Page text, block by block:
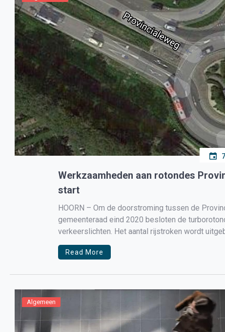
Werkzaamheden aan rotondes
start
HOORN – Om de doorstroming tussen de
gemeenteraad eind 2020 besloten de
verkeerslichten. Het aantal rijstroken wordt
verkeer. Gelijktijdig wordt ook de rotonde ten
Read More
Algemeen